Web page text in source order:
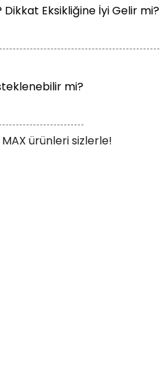
Dikkat Eksikliğine İyi Gelir mi?
mi?
MAX ürünleri sizlerle!